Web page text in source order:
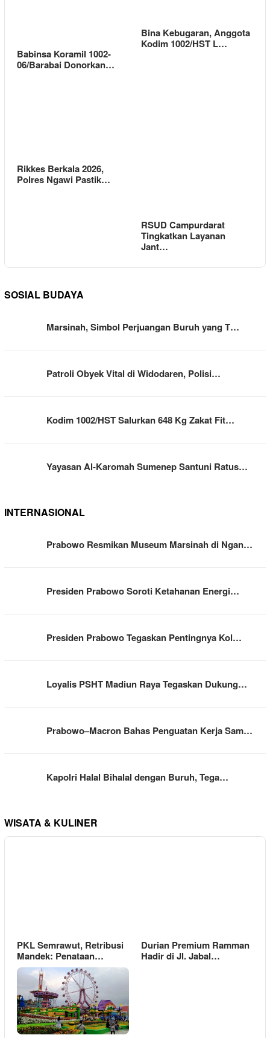
Babinsa Koramil 1002-
06/Barabai Donorkan…
Bina Kebugaran, Anggota
Kodim 1002/HST L…
Rikkes Berkala 2026,
Polres Ngawi Pastik…
RSUD Campurdarat
Tingkatkan Layanan
Jant…
SOSIAL BUDAYA
Marsinah, Simbol Perjuangan Buruh yang T…
Patroli Obyek Vital di Widodaren, Polisi…
Kodim 1002/HST Salurkan 648 Kg Zakat Fit…
Yayasan Al-Karomah Sumenep Santuni Ratus…
INTERNASIONAL
Prabowo Resmikan Museum Marsinah di Ngan…
Presiden Prabowo Soroti Ketahanan Energi…
Presiden Prabowo Tegaskan Pentingnya Kol…
Loyalis PSHT Madiun Raya Tegaskan Dukung…
Prabowo–Macron Bahas Penguatan Kerja Sam…
Kapolri Halal Bihalal dengan Buruh, Tega…
WISATA & KULINER
PKL Semrawut, Retribusi
Mandek: Penataan…
Durian Premium Ramman
Hadir di Jl. Jabal…